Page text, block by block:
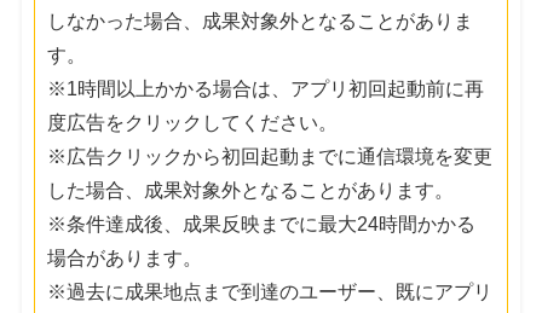
しなかった場合、成果対象外となることがありま
す。
※1時間以上かかる場合は、アプリ初回起動前に再
度広告をクリックしてください。
※広告クリックから初回起動までに通信環境を変更
した場合、成果対象外となることがあります。
※条件達成後、成果反映までに最大24時間かかる
場合があります。
※過去に成果地点まで到達のユーザー、既にアプリ